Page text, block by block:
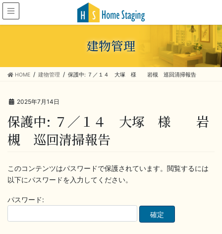
建物管理
HOME 建物管理 保護中: ７／１４ 大塚 様 岩槻 巡回清掃報告
2025年7月14日
保護中: ７／１４ 大塚 様 岩
槻 巡回清掃報告
このコンテンツはパスワードで保護されています。閲覧するには
以下にパスワードを入力してください。
パスワード: